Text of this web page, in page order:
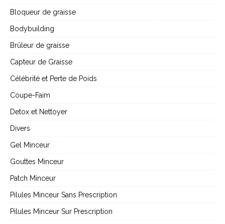
Bloqueur de graisse
Bodybuilding
Brûleur de graisse
Capteur de Graisse
Célébrité et Perte de Poids
Coupe-Faim
Detox et Nettoyer
Divers
Gel Minceur
Gouttes Minceur
Patch Minceur
Pilules Minceur Sans Prescription
Pilules Minceur Sur Prescription